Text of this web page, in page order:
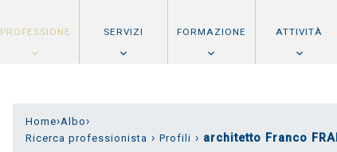
PROFESSIONE SERVIZI FORMAZIONE ATTIVITÀ
Home›Albo›
Ricerca professionista › Profili › architetto Franco